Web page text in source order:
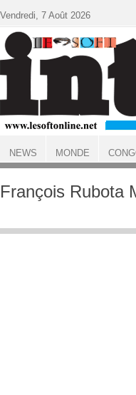
ACCUEIL
François Rubota
Vendredi, 7 Août 2026
NEWS MONDE